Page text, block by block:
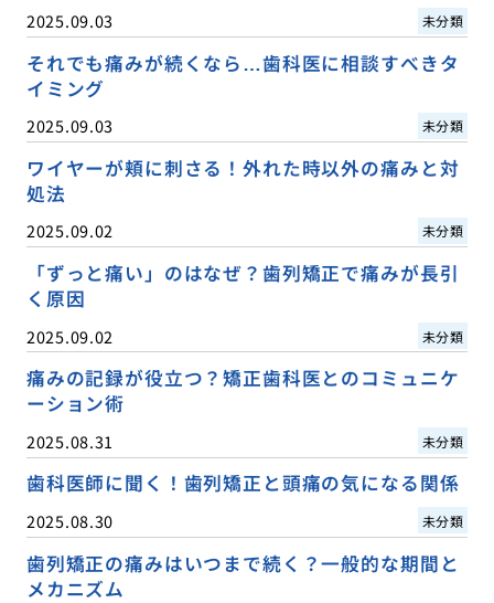
2025.09.03 未分類
それでも痛みが続くなら…歯科医に相談すべきタ
イミング
2025.09.03 未分類
ワイヤーが頬に刺さる！外れた時以外の痛みと対
処法
2025.09.02 未分類
「ずっと痛い」のはなぜ？歯列矯正で痛みが長引
く原因
2025.09.02 未分類
痛みの記録が役立つ？矯正歯科医とのコミュニケ
ーション術
2025.08.31 未分類
歯科医師に聞く！歯列矯正と頭痛の気になる関係
2025.08.30 未分類
歯列矯正の痛みはいつまで続く？一般的な期間と
メカニズム